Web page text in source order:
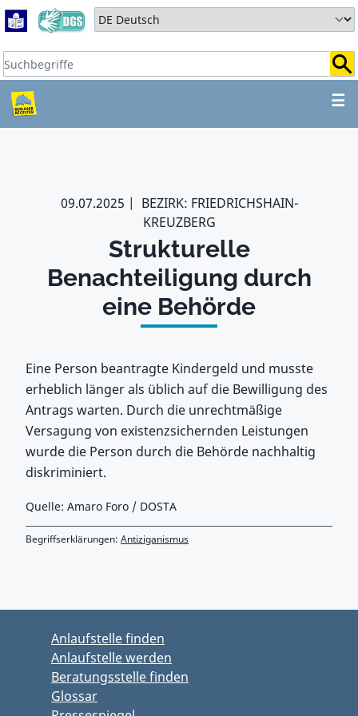
Zum Hauptbereich springen
Zum Hauptmenü springen
Sprache auswählen:
Suchbegriffe:
☰
ZUM HAUPTBEREICH
09.07.2025
BEZIRK: FRIEDRICHSHAIN-
KREUZBERG
Strukturelle
Benachteiligung durch
eine Behörde
Eine Person beantragte Kindergeld und musste
erheblich länger als üblich auf die Bewilligung des
Antrags warten. Durch die unrechtmäßige
Versagung von existenzsichernden Leistungen
wurde die Person durch die Behörde nachhaltig
diskriminiert.
Quelle: Amaro Foro / DOSTA
Begriffserklärungen: Antiziganismus
Anlaufstelle finden
Anlaufstelle werden
Beratungsstelle finden
Glossar